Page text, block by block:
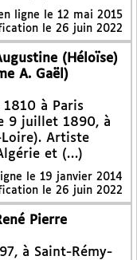
ligne le 12 mai 2015
le 26 juin 2022
(Héloïse)
A. Gaël)
à Paris
9 juillet 1890, à
Artiste
et (…)
le 19 janvier 2014
le 26 juin 2022
Pierre
à Saint-Rémy-